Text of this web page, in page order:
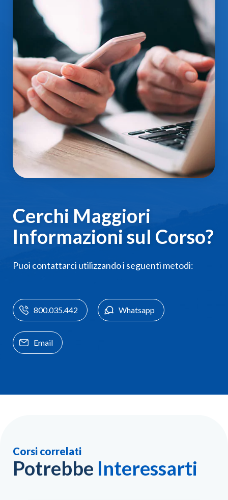
Cerchi Maggiori
Informazioni sul Corso?
Puoi contattarci utilizzando i seguenti metodi:
800.035.442 Whatsapp
Email
Corsi correlati
Potrebbe Interessarti